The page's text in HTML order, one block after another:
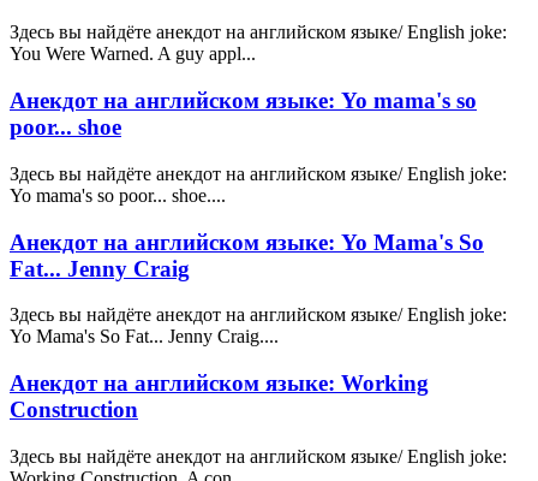
Здесь вы найдёте анекдот на английском языке/ English joke:
You Were Warned. A guy appl...
Анекдот на английском языке: Yo mama's so
poor... shoe
Здесь вы найдёте анекдот на английском языке/ English joke:
Yo mama's so poor... shoe....
Анекдот на английском языке: Yo Mama's So
Fat... Jenny Craig
Здесь вы найдёте анекдот на английском языке/ English joke:
Yo Mama's So Fat... Jenny Craig....
Анекдот на английском языке: Working
Construction
Здесь вы найдёте анекдот на английском языке/ English joke: